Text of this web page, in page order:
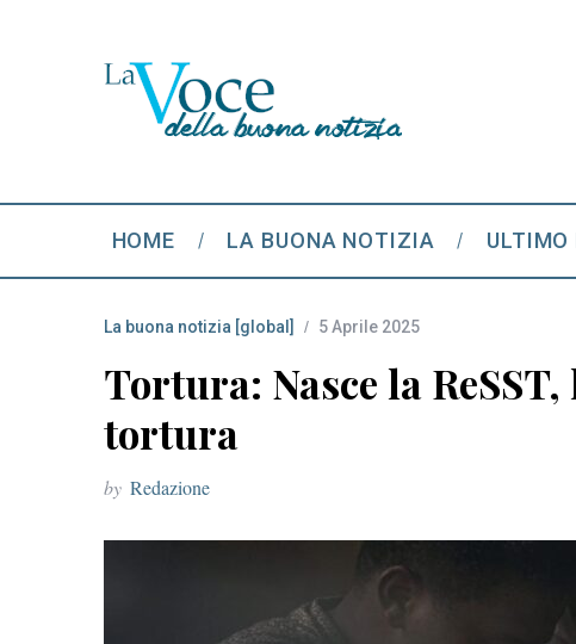
HOME LA BUONA NOTIZIA ULTIMO
La buona notizia [global] 5 Aprile 2025
Tortura: Nasce la
tortura
by Redazione